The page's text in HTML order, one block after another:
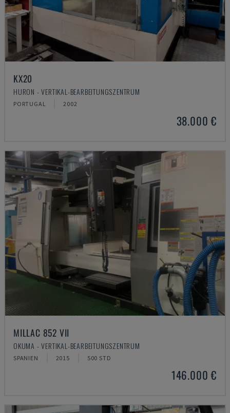
KX20
HURON - VERTIKAL-BEARBEITUNGSZENTRUM
PORTUGAL 2002
38.000 €
MILLAC 852 VII
OKUMA - VERTIKAL-BEARBEITUNGSZENTRUM
SPANIEN 2015 500 STD
146.000 €